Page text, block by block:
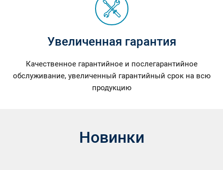
Увеличенная гарантия
Качественное гарантийное и послегарантийное
обслуживание, увеличенный гарантийный срок на всю
продукцию
Новинки